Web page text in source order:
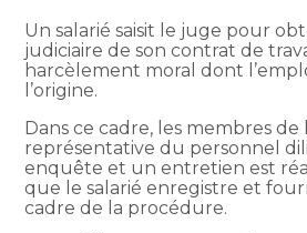
Un salarié saisit le juge pour
judiciaire de son contrat de
harcèlement moral dont
l’origine.
Dans ce cadre, les membres de
représentative du personnel
enquête et un entretien est
que le salarié enregistre et
cadre de la procédure.